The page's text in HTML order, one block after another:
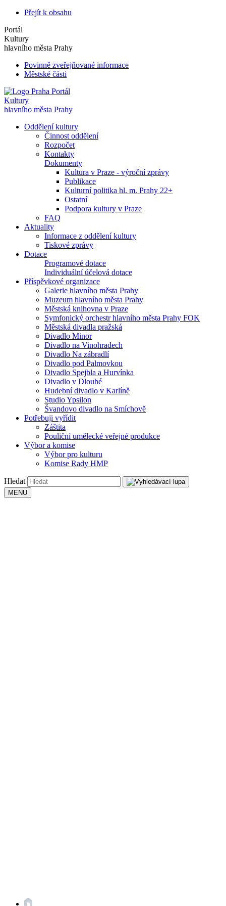
Přejít k obsahu
Portál
Kultury
hlavního města Prahy
Povinně zveřejňované informace
Městské části
Portál
Kultury
hlavního města Prahy
Oddělení kultury
Činnost oddělení
Rozpočet
Kontakty
Dokumenty
Kultura v Praze - výroční zprávy
Publikace
Kulturní politika hl. m. Prahy 22+
Ostatní
Podpora kultury v Praze
FAQ
Aktuality
Informace z oddělení kultury
Tiskové zprávy
Dotace
Programové dotace
Individuální účelová dotace
Příspěvkové organizace
Galerie hlavního města Prahy
Muzeum hlavního města Prahy
Městská knihovna v Praze
Symfonický orchestr hlavního města Prahy FOK
Městská divadla pražská
Divadlo Minor
Divadlo na Vinohradech
Divadlo Na zábradlí
Divadlo pod Palmovkou
Divadlo Spejbla a Hurvínka
Divadlo v Dlouhé
Hudební divadlo v Karlíně
Studio Ypsilon
Švandovo divadlo na Smíchově
Potřebuji vyřídit
Záštita
Pouliční umělecké veřejné produkce
Výbor a komise
Výbor pro kulturu
Komise Rady HMP
Hledat
MENU